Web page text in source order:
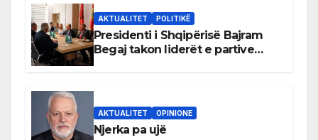
AKTUALITET POLITIKË
Presidenti i Shqipërisë Bajram
Begaj takon liderët e partive
AKTUALITET OPINIONE
Njerka pa ujë